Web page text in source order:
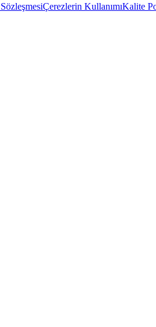
Çerezlerin KullanımıKalite